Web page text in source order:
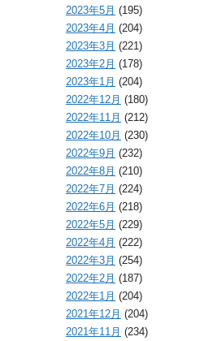
2023年5月 (195)
2023年4月 (204)
2023年3月 (221)
2023年2月 (178)
2023年1月 (204)
2022年12月 (180)
2022年11月 (212)
2022年10月 (230)
2022年9月 (232)
2022年8月 (210)
2022年7月 (224)
2022年6月 (218)
2022年5月 (229)
2022年4月 (222)
2022年3月 (254)
2022年2月 (187)
2022年1月 (204)
2021年12月 (204)
2021年11月 (234)